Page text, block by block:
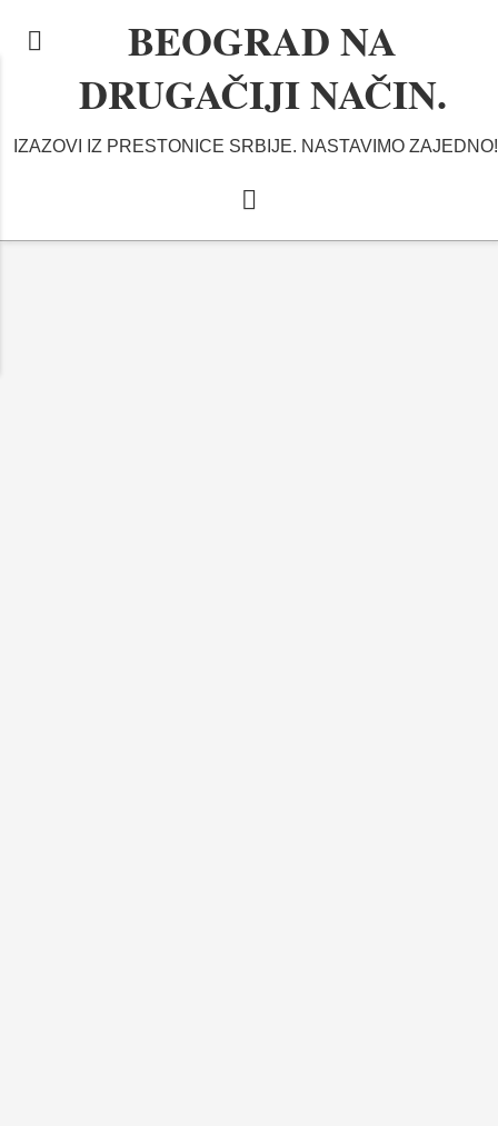
BEOGRAD NA
DRUGAČIJI NAČIN.
IZAZOVI IZ PRESTONICE SRBIJE. NASTAVIMO ZAJEDNO!